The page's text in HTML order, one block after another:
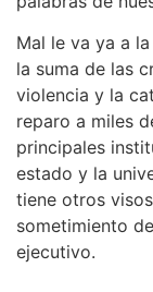
Mal le va ya a
la suma de las
violencia y la
reparo a miles
principales
estado y la
tiene otros
sometimiento
ejecutivo.